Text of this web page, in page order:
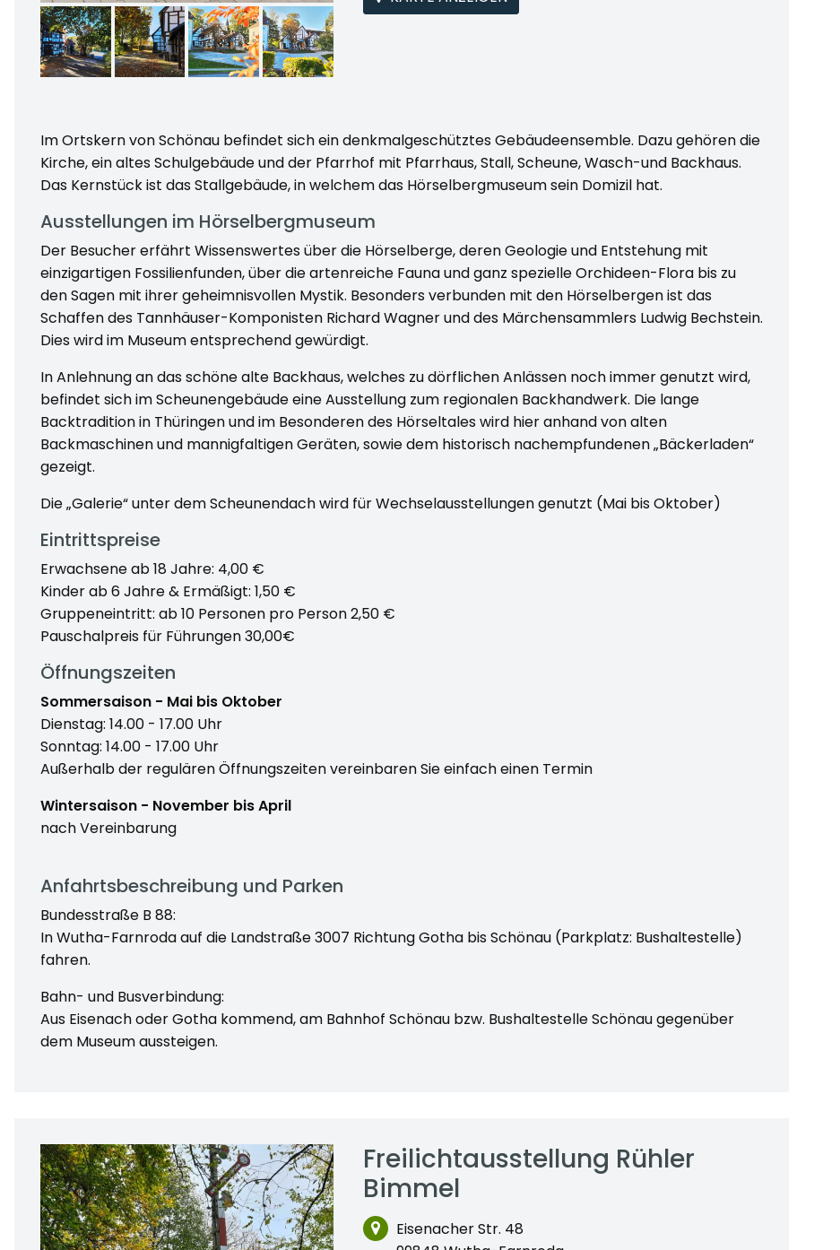
Im Ortskern von Schönau befindet sich ein denkmalgeschütztes Gebäudeensemble. Dazu gehören die
Kirche, ein altes Schulgebäude und der Pfarrhof mit Pfarrhaus, Stall, Scheune, Wasch-und Backhaus.
Das Kernstück ist das Stallgebäude, in welchem das Hörselbergmuseum sein Domizil hat.
Ausstellungen im Hörselbergmuseum
Der Besucher erfährt Wissenswertes über die Hörselberge, deren Geologie und Entstehung mit
einzigartigen Fossilienfunden, über die artenreiche Fauna und ganz spezielle Orchideen-Flora bis zu
den Sagen mit ihrer geheimnisvollen Mystik. Besonders verbunden mit den Hörselbergen ist das
Schaffen des Tannhäuser-Komponisten Richard Wagner und des Märchensammlers Ludwig Bechstein.
Dies wird im Museum entsprechend gewürdigt.
In Anlehnung an das schöne alte Backhaus, welches zu dörflichen Anlässen noch immer genutzt wird,
befindet sich im Scheunengebäude eine Ausstellung zum regionalen Backhandwerk. Die lange
Backtradition in Thüringen und im Besonderen des Hörseltales wird hier anhand von alten
Backmaschinen und mannigfaltigen Geräten, sowie dem historisch nachempfundenen „Bäckerladen“
gezeigt.
Die „Galerie“ unter dem Scheunendach wird für Wechselausstellungen genutzt (Mai bis Oktober)
Eintrittspreise
Erwachsene ab 18 Jahre: 4,00 €
Kinder ab 6 Jahre & Ermäßigt: 1,50 €
Gruppeneintritt: ab 10 Personen pro Person 2,50 €
Pauschalpreis für Führungen 30,00€
Öffnungszeiten
Sommersaison - Mai bis Oktober
Dienstag: 14.00 - 17.00 Uhr
Sonntag: 14.00 - 17.00 Uhr
Außerhalb der regulären Öffnungszeiten vereinbaren Sie einfach einen Termin
Wintersaison - November bis April
nach Vereinbarung
Anfahrtsbeschreibung und Parken
Bundesstraße B 88:
In Wutha-Farnroda auf die Landstraße 3007 Richtung Gotha bis Schönau (Parkplatz: Bushaltestelle)
fahren.
Bahn- und Busverbindung:
Aus Eisenach oder Gotha kommend, am Bahnhof Schönau bzw. Bushaltestelle Schönau gegenüber
dem Museum aussteigen.
Freilichtausstellung Rühler
Bimmel
Eisenacher Str. 48